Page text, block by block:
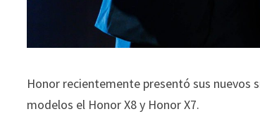
Honor recientemente presentó sus nuevos
modelos el Honor X8 y Honor X7.